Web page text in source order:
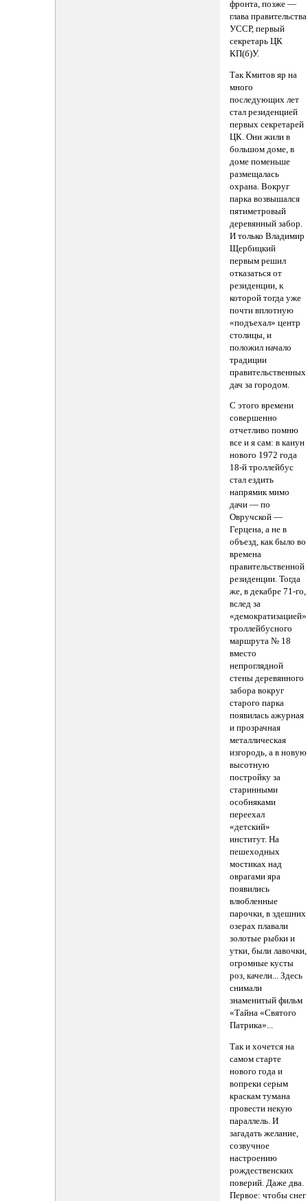
фронта, позже —
глава правительства
УССР, первый
секретарь ЦК
КП(б)У.
Так Кмитов яр на
много
последующих лет
стал резиденцией
первых секретарей
ЦК. Они жили в
большом доме, в
доме поменьше
размещалась
охрана. Вокруг
парка возвышался
пятиметровый
деревянный забор.
И только Владимир
Щербицкий
первым решил
отказаться от
резиденции, к
которой тогда уже
почти вплотную
«подъехал» центр
столицы, и
положил начало
традиции
правительственных
дач за городом.
С этого времени
совершенно
отчетливо помню
все и я сам: в канун
нового 1972 года
18-й троллейбус
стал ездить
напрямик мимо
дачи — по
Овручской —
Герцена, а не в
объезд, как было во
времена
правительственной
резиденции. Тогда
же, в декабре 71-го,
вслед за
«демократизацией»
троллейбусного
маршрута № 18
вместо
непроглядной
стены деревянного
забора вокруг
старого парка
появилась ажурная
и прозрачная
металлическая
изгородь, а в новую
высотную
постройку за
старинными
особняками
переехал
«детский»
институт. На
пешеходных
мостиках над
оврагами яра
появились
влюбленные
парочки, в здешних
озерах плавали
золотые рыбки и
утки, были лавочки,
огромные кусты
роз, качели... Здесь
снимали
знаменитый фильм
«Тайна «Святого
Патрика»...
Так и хочется на
самом старте
нового года и
вопреки серым
краскам тумана
провести некую
параллель. И
загадать желание,
созвучное
настроению
рождественских
поверий. Даже два.
Первое: чтобы снег